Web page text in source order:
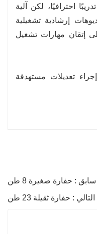
احترافيًا، لكن آلية
إرشادية تشغيلية
إتقان مهارات تشغيل
تعديلات مستهدفة
سابق : حفارة صغيرة 8 طن
التالي : حفارة ثقيلة 23 طن